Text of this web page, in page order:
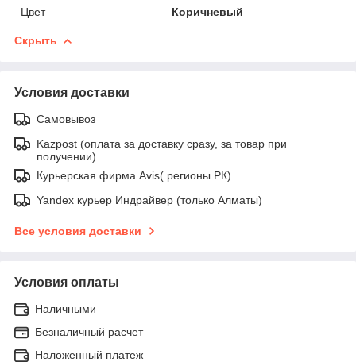
Цвет
Коричневый
Скрыть
Условия доставки
Самовывоз
Kazpost (оплата за доставку сразу, за товар при
получении)
Курьерская фирма Avis( регионы РК)
Yandex курьер Индрайвер (только Алматы)
Все условия доставки
Условия оплаты
Наличными
Безналичный расчет
Наложенный платеж